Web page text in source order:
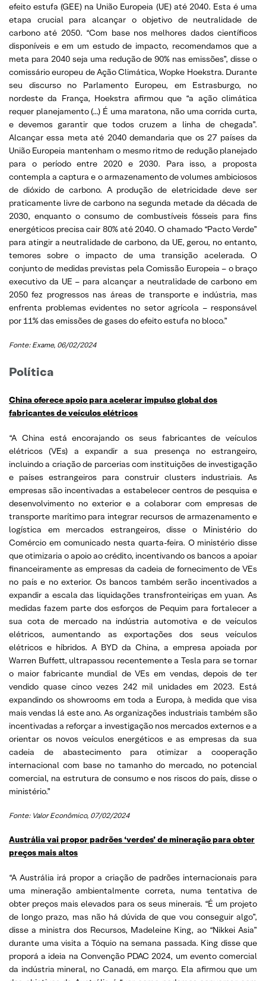
efeito estufa (GEE) na União Europeia (UE) até 2040. Esta é uma
etapa crucial para alcançar o objetivo de neutralidade de
carbono até 2050. “Com base nos melhores dados científicos
disponíveis e em um estudo de impacto, recomendamos que a
meta para 2040 seja uma redução de 90% nas emissões”, disse o
comissário europeu de Ação Climática, Wopke Hoekstra. Durante
seu discurso no Parlamento Europeu, em Estrasburgo, no
nordeste da França, Hoekstra afirmou que “a ação climática
requer planejamento (…) É uma maratona, não uma corrida curta,
e devemos garantir que todos cruzem a linha de chegada”.
Alcançar essa meta até 2040 demandaria que os 27 países da
União Europeia mantenham o mesmo ritmo de redução planejado
para o período entre 2020 e 2030. Para isso, a proposta
contempla a captura e o armazenamento de volumes ambiciosos
de dióxido de carbono. A produção de eletricidade deve ser
praticamente livre de carbono na segunda metade da década de
2030, enquanto o consumo de combustíveis fósseis para fins
energéticos precisa cair 80% até 2040. O chamado “Pacto Verde”
para atingir a neutralidade de carbono, da UE, gerou, no entanto,
temores sobre o impacto de uma transição acelerada. O
conjunto de medidas previstas pela Comissão Europeia – o braço
executivo da UE – para alcançar a neutralidade de carbono em
2050 fez progressos nas áreas de transporte e indústria, mas
enfrenta problemas evidentes no setor agrícola – responsável
por 11% das emissões de gases do efeito estufa no bloco.”
Fonte: Exame, 06/02/2024
Política
China oferece apoio para acelerar impulso global dos
fabricantes de veículos elétricos
“A China está encorajando os seus fabricantes de veículos
elétricos (VEs) a expandir a sua presença no estrangeiro,
incluindo a criação de parcerias com instituições de investigação
e países estrangeiros para construir clusters industriais. As
empresas são incentivadas a estabelecer centros de pesquisa e
desenvolvimento no exterior e a colaborar com empresas de
transporte marítimo para integrar recursos de armazenamento e
logística em mercados estrangeiros, disse o Ministério do
Comércio em comunicado nesta quarta-feira. O ministério disse
que otimizaria o apoio ao crédito, incentivando os bancos a apoiar
financeiramente as empresas da cadeia de fornecimento de VEs
no país e no exterior. Os bancos também serão incentivados a
expandir a escala das liquidações transfronteiriças em yuan. As
medidas fazem parte dos esforços de Pequim para fortalecer a
sua cota de mercado na indústria automotiva e de veículos
elétricos, aumentando as exportações dos seus veículos
elétricos e híbridos. A BYD da China, a empresa apoiada por
Warren Buffett, ultrapassou recentemente a Tesla para se tornar
o maior fabricante mundial de VEs em vendas, depois de ter
vendido quase cinco vezes 242 mil unidades em 2023. Está
expandindo os showrooms em toda a Europa, à medida que visa
mais vendas lá este ano. As organizações industriais também são
incentivadas a reforçar a investigação nos mercados externos e a
orientar os novos veículos energéticos e as empresas da sua
cadeia de abastecimento para otimizar a cooperação
internacional com base no tamanho do mercado, no potencial
comercial, na estrutura de consumo e nos riscos do país, disse o
ministério.”
Fonte: Valor Econômico, 07/02/2024
Austrália vai propor padrões ‘verdes’ de mineração para obter
preços mais altos
“A Austrália irá propor a criação de padrões internacionais para
uma mineração ambientalmente correta, numa tentativa de
obter preços mais elevados para os seus minerais. “É um projeto
de longo prazo, mas não há dúvida de que vou conseguir algo”,
disse a ministra dos Recursos, Madeleine King, ao “Nikkei Asia”
durante uma visita a Tóquio na semana passada. King disse que
proporá a ideia na Convenção PDAC 2024, um evento comercial
da indústria mineral, no Canadá, em março. Ela afirmou que um